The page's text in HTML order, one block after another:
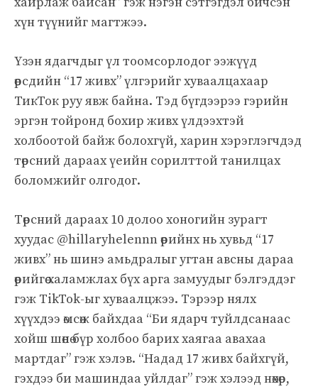
хүн түүнийг магтжээ.
Үзэн ядагчдыг үл тоомсорлодог ээжүүд
өөрсдийн “17 живх” үлгэрийг хуваалцахаар
ТикТок руу явж байна. Тэд бүгдээрээ гэрийн
эргэн тойронд бохир живх үлдээхтэй
холбоотой байж болохгүй, харин хэрэглэгчдэд
төрсний дараах үеийн сорилттой танилцах
боломжийг олгодог.
Төрсний дараах 10 долоо хоногийн зурагт
хуудас @hillaryhelennn өөрийнх нь хувьд “17
живх” нь шинэ амьдралыг угтан авсны дараа
өөрийгөө халамжлах бүх арга замуудыг бэлгэддэг
гэж TikTok-ыг хуваалцжээ. Тэрээр нялх
хүүхдээ өмсөж байхдаа “Би ядарч туйлдсанаас
хойш шөнө бүр холбоо барих хаягаа авахаа
мартдаг” гэж хэлэв. “Надад 17 живх байхгүй,
гэхдээ би машиндаа уйлдаг” гэж хэлээд нөхөр,